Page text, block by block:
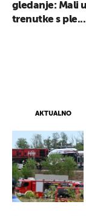
AKTUALNO
gledanje: Mali
trenutke s ple...